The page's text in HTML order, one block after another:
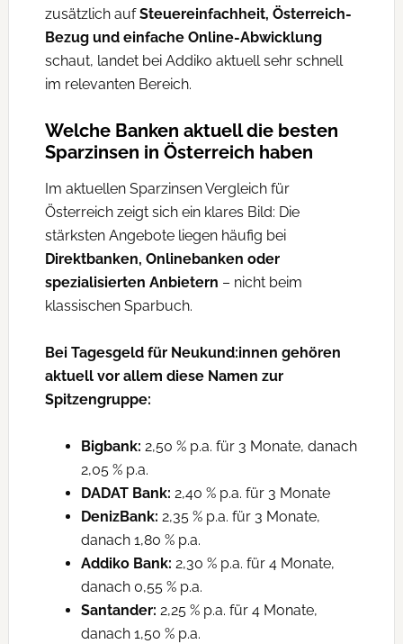
zusätzlich aufSteuereinfachheit, Österreich-
Bezug und einfache Online-Abwicklung
schaut, landet bei Addiko aktuell sehr schnell
im relevanten Bereich.
Welche Banken aktuell die besten
Sparzinsen in Österreich haben
Im aktuellen Sparzinsen Vergleich für
Österreich zeigt sich ein klares Bild: Die
stärksten Angebote liegen häufig bei
Direktbanken, Onlinebanken oder
spezialisierten Anbietern – nicht beim
klassischen Sparbuch.
Bei Tagesgeld für Neukund:innen gehören
aktuell vor allem diese Namen zur
Spitzengruppe:
Bigbank: 2,50 % p.a. für 3 Monate, danach
2,05 % p.a.
DADAT Bank: 2,40 % p.a. für 3 Monate
DenizBank: 2,35 % p.a. für 3 Monate,
danach 1,80 % p.a.
Addiko Bank: 2,30 % p.a. für 4 Monate,
danach 0,55 % p.a.
Santander: 2,25 % p.a. für 4 Monate,
danach 1,50 % p.a.